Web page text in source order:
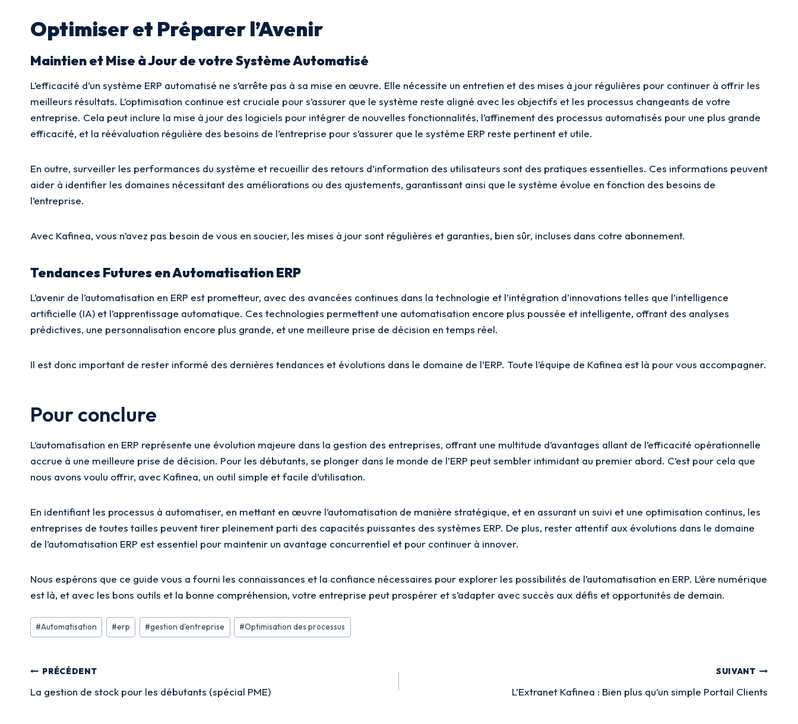
Optimiser et Préparer l’Avenir
Maintien et Mise à Jour de votre Système Automatisé
L’efficacité d’un système ERP automatisé ne s’arrête pas à sa mise en œuvre. Elle nécessite un entretien et des mises à jour régulières pour continuer à offrir les
meilleurs résultats. L’optimisation continue est cruciale pour s’assurer que le système reste aligné avec les objectifs et les processus changeants de votre
entreprise. Cela peut inclure la mise à jour des logiciels pour intégrer de nouvelles fonctionnalités, l’affinement des processus automatisés pour une plus grande
efficacité, et la réévaluation régulière des besoins de l’entreprise pour s’assurer que le système ERP reste pertinent et utile.
En outre, surveiller les performances du système et recueillir des retours d’information des utilisateurs sont des pratiques essentielles. Ces informations peuvent
aider à identifier les domaines nécessitant des améliorations ou des ajustements, garantissant ainsi que le système évolue en fonction des besoins de
l’entreprise.
Avec Kafinea, vous n’avez pas besoin de vous en soucier, les mises à jour sont régulières et garanties, bien sûr, incluses dans cotre abonnement.
Tendances Futures en Automatisation ERP
L’avenir de l’automatisation en ERP est prometteur, avec des avancées continues dans la technologie et l’intégration d’innovations telles que l’intelligence
artificielle (IA) et l’apprentissage automatique. Ces technologies permettent une automatisation encore plus poussée et intelligente, offrant des analyses
prédictives, une personnalisation encore plus grande, et une meilleure prise de décision en temps réel.
Il est donc important de rester informé des dernières tendances et évolutions dans le domaine de l’ERP. Toute l’équipe de Kafinea est là pour vous accompagner.
Pour conclure
L’automatisation en ERP représente une évolution majeure dans la gestion des entreprises, offrant une multitude d’avantages allant de l’efficacité opérationnelle
accrue à une meilleure prise de décision. Pour les débutants, se plonger dans le monde de l’ERP peut sembler intimidant au premier abord. C’est pour cela que
nous avons voulu offrir, avec Kafinea, un outil simple et facile d’utilisation.
En identifiant les processus à automatiser, en mettant en œuvre l’automatisation de manière stratégique, et en assurant un suivi et une optimisation continus, les
entreprises de toutes tailles peuvent tirer pleinement parti des capacités puissantes des systèmes ERP. De plus, rester attentif aux évolutions dans le domaine
de l’automatisation ERP est essentiel pour maintenir un avantage concurrentiel et pour continuer à innover.
Nous espérons que ce guide vous a fourni les connaissances et la confiance nécessaires pour explorer les possibilités de l’automatisation en ERP. L’ère numérique
est là, et avec les bons outils et la bonne compréhension, votre entreprise peut prospérer et s’adapter avec succès aux défis et opportunités de demain.
Étiquettes
de
publication :
#Automatisation #erp #gestion d'entreprise #Optimisation des processus
Navigation
de
PRÉCÉDENT
La gestion de stock pour les débutants (spécial PME)
SUIVANT
L’Extranet Kafinea : Bien plus qu’un simple Portail Clients